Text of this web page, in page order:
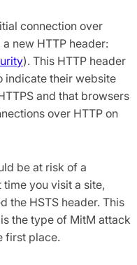
connection over
new HTTP header:
). This HTTP header
indicate their website
and that browsers
over HTTP on
be at risk of a
you visit a site,
the HSTS header. This
the type of MitM attack
first place.